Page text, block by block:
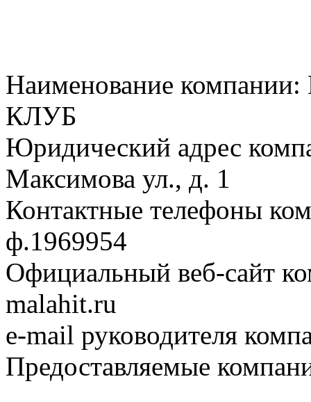
Наименование
КЛУБ
Юридический адрес
Максимова ул., д. 1
Контактные телефоны
ф.1969954
Официальный веб-сайт
malahit.ru
e-mail руководителя
Предоставляемые